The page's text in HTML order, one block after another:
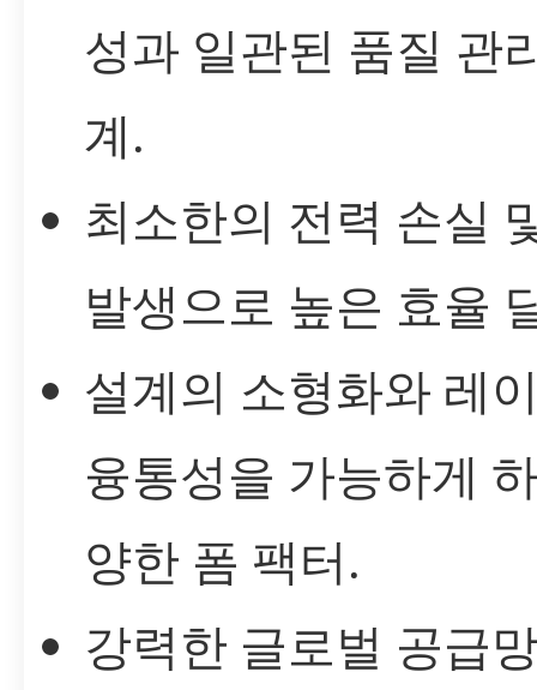
성과 일관된 품질 관
계.
최소한의 전력 손실
발생으로 높은 효율
설계의 소형화와 레
융통성을 가능하게
양한 폼 팩터.
강력한 글로벌 공급